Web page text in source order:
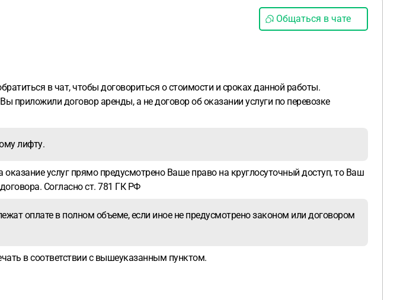
Общаться в чате
в чат, чтобы договориться о стоимости и сроках данной работы.
приложили договор аренды, а не договор об оказании услуги по перевозке
лифту.
услуг прямо предусмотрено Ваше право на круглосуточный доступ, то Ваш
Согласно ст. 781 ГК РФ
оплате в полном объеме, если иное не предусмотрено законом или договором
в соответствии с вышеуказанным пунктом.